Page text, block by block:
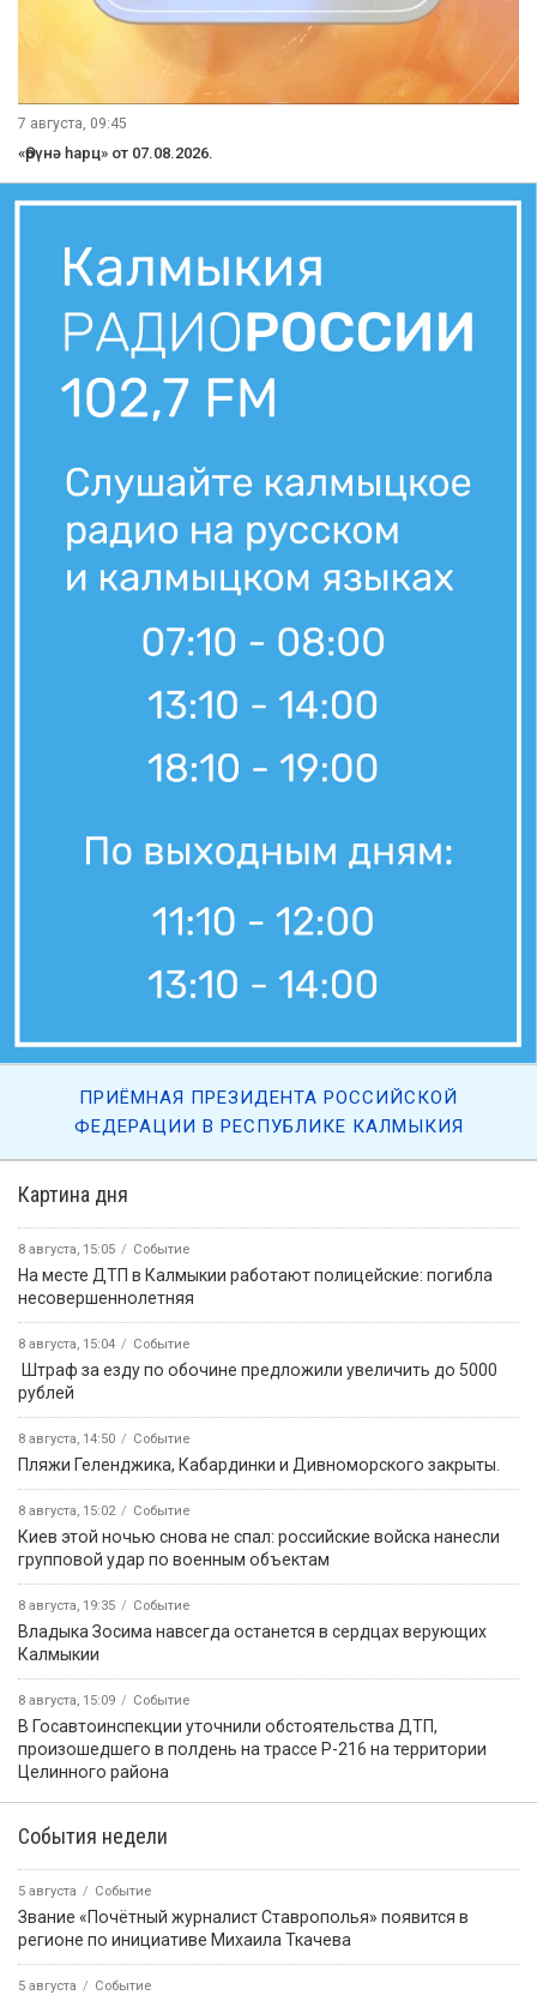
Картина дня
8 августа, 15:05 Событие
На месте ДТП в Калмыкии работают полицейские: погибла
несовершеннолетняя
8 августа, 15:04 Событие
️ Штраф за езду по обочине предложили увеличить до 5000
рублей
8 августа, 14:50 Событие
️Пляжи Геленджика, Кабардинки и Дивноморского закрыты.
8 августа, 15:02 Событие
Киев этой ночью снова не спал: российские войска нанесли
групповой удар по военным объектам
8 августа, 19:35 Событие
Владыка Зосима навсегда останется в сердцах верующих
Калмыкии
8 августа, 15:09 Событие
В Госавтоинспекции уточнили обстоятельства ДТП,
произошедшего в полдень на трассе Р-216 на территории
Целинного района
События недели
5 августа Событие
Звание «Почётный журналист Ставрополья» появится в
регионе по инициативе Михаила Ткачева
5 августа Событие
7 августа, 09:45
«Өрүнә һарц» от 07.08.2026.
ПРИЁМНАЯ ПРЕЗИДЕНТА РОССИЙСКОЙ
ФЕДЕРАЦИИ В РЕСПУБЛИКЕ КАЛМЫКИЯ